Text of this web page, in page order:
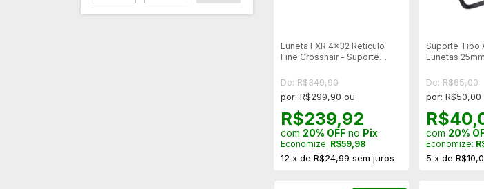
Luneta FXR 4x32 Retículo
Fine Crosshair - Suporte
De: R$349,90
por: R$299,90 ou
R$239,92
com 20% OFF no Pix
Economize: R$59,98
12 x de R$24,99 sem juros
Suporte Tipo
Lunetas
De: R$65,00
por: R$50,00
com 20%
Economize:
5 xde